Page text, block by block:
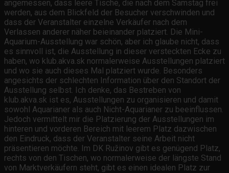
angemessen, dass leere Tische, die nach dem Samstag frei
werden, aus dem Blickfeld der Besucher verschwinden und
dass der Veranstalter einzelne Verkäufer nach dem
Verlassen anderer näher beieinander platziert. Die Mini-
Aquarium-Ausstellung war schön, aber ich glaube nicht, dass
es sinnvoll ist, die Ausstellung in dieser versteckten Ecke zu
haben, wo klub.akva.sk normalerweise Ausstellungen platziert
und wo sie auch dieses Mal platziert wurde. Besonders
angesichts der schlechten Information über den Standort der
Ausstellung selbst. Ich denke, das Bestreben von
klub.akva.sk ist es, Ausstellungen zu organisieren und damit
sowohl Aquarianer als auch Nicht-Aquarianer zu beeinflussen.
Jedoch vermittelt mir die Platzierung der Ausstellungen im
hinteren und vorderen Bereich mit leerem Platz dazwischen
den Eindruck, dass der Veranstalter seine Arbeit nicht
präsentieren möchte. Im DK Ružinov gibt es genügend Platz,
rechts von den Tischen, wo normalerweise der längste Stand
von Marktverkäufern steht, gibt es einen idealen Platz zur